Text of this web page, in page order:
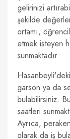
gelirinizi
şekilde
ortamı,
etmek isteyen
sunmaktadır.
garson ya da
bulabilirsiniz.
saatleri
Ayrıca,
olarak da iş